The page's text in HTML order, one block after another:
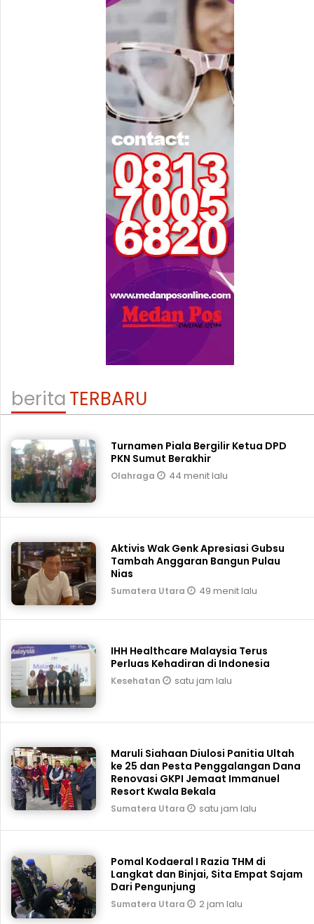
beritaTERBARU
Turnamen Piala Bergilir Ketua DPD
PKN Sumut Berakhir
Olahraga 44 menit lalu
Aktivis Wak Genk Apresiasi Gubsu
Tambah Anggaran Bangun Pulau
Nias
Sumatera Utara 49 menit lalu
IHH Healthcare Malaysia Terus
Perluas Kehadiran di Indonesia
Kesehatan satu jam lalu
Maruli Siahaan Diulosi Panitia Ultah
ke 25 dan Pesta Penggalangan Dana
Renovasi GKPI Jemaat Immanuel
Resort Kwala Bekala
Sumatera Utara satu jam lalu
Pomal Kodaeral I Razia THM di
Langkat dan Binjai, Sita Empat Sajam
Dari Pengunjung
Sumatera Utara 2 jam lalu